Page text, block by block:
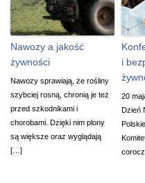
Nawozy a jakość
żywności
Nawozy sprawiają, że rośliny
szybciej rosną, chronią je też
przed szkodnikami i
chorobami. Dzięki nim plony
są większe oraz wyglądają
[…]
i
20
Dzień